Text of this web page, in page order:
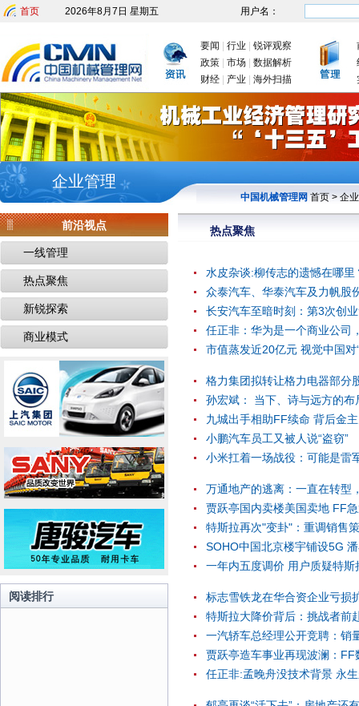
首页 2026年8月7日 星期五 用户名：
要闻 行业
锐评观察
政策
市场
数据解析
财经
产业 海外扫描
企业管理
中国机械管理网 首页 > 企
前沿视点
一线管理
热点聚焦
新锐探索
商业模式
阅读排行
热点聚焦
水皮杂谈:柳传志的遗憾在哪里
众泰汽车、华泰汽车及力帆股
长安汽车至暗时刻：第3次创
任正非：华为是一个商业公司
市值蒸发近20亿元 视觉中国对
格力集团拟转让格力电器部分
孙宏斌： 当下、诗与远方的布
九城出手相助FF续命 背后金
小鹏汽车员工又被人说“盗窃”
小米扛着一场战役：可能是雷
万通地产的逃离：一直在转型
贾跃亭国内卖楼美国卖地 FF
特斯拉再次"变卦"：重调销售
SOHO中国北京楼宇铺设5G
一年内五度调价 用户质疑特斯
标志雪铁龙在华合资企业亏损
特斯拉大降价背后：挑战者前
一汽轿车总经理公开竞聘：销
贾跃亭造车事业再现波澜：
任正非:孟晚舟没技术背景 永